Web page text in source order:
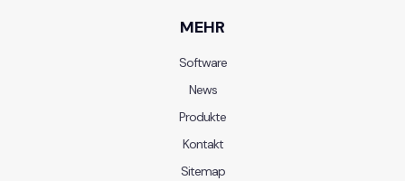
MEHR
Software
News
Produkte
Kontakt
Sitemap